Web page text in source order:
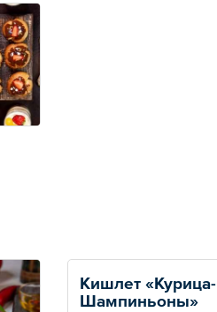
Кишлет «Курица-
Шампиньоны»